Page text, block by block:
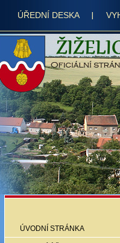
ÚŘEDNÍ DESKA
ÚVODNÍ STRÁNKA